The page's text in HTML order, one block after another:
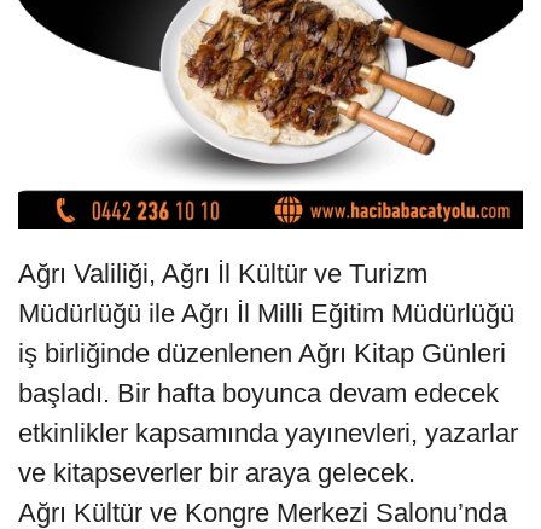
Ağrı Valiliği, Ağrı İl Kültür ve Turizm
Müdürlüğü ile Ağrı İl Milli Eğitim Müdürlüğü
iş birliğinde düzenlenen Ağrı Kitap Günleri
başladı. Bir hafta boyunca devam edecek
etkinlikler kapsamında yayınevleri, yazarlar
ve kitapseverler bir araya gelecek.
Ağrı Kültür ve Kongre Merkezi Salonu’nda